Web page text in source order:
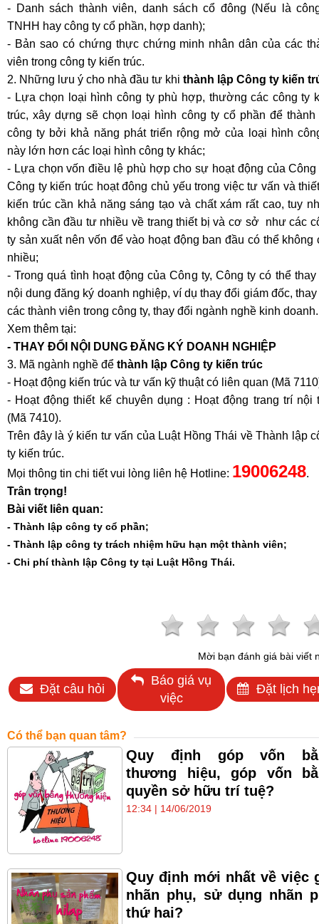
- Danh sách thành viên, danh sách cổ đông (Nếu là
TNHH hay công ty cổ phần, hợp danh);
- Bản sao có chứng thực chứng minh nhân dân của các
viên trong công ty kiến trúc.
2. Những lưu ý cho nhà đầu tư khi thành lập Công ty kiến
- Lựa chọn loại hình công ty phù hợp, thường các công ty
trúc, xây dựng sẽ chọn loại hình công ty cổ phần để thành
công ty bởi khả năng phát triển rộng mở của loại hình
này lớn hơn các loại hình công ty khác;
- Lựa chọn vốn điều lệ phù hợp cho sự hoạt động của Công
Công ty kiến trúc hoạt đông chủ yếu trong việc tư vấn và
kiến trúc cần khả năng sáng tạo và chất xám rất cao, tuy
không cần đầu tư nhiều về trang thiết bị và cơ sở như các
ty sản xuất nên vốn để vào hoạt động ban đầu có thể không
nhiều;
- Trong quá tình hoạt động của Công ty, Công ty có thể thay
nội dung đăng ký doanh nghiệp, ví dụ thay đổi giám đốc,
các thành viên trong công ty, thay đổi ngành nghề kinh doanh.
Xem thêm tại:
- THAY ĐỔI NỘI DUNG ĐĂNG KÝ DOANH NGHIỆP
3. Mã ngành nghề để thành lập Công ty kiến trúc
- Hoạt động kiến trúc và tư vấn kỹ thuật có liên quan (Mã
- Hoạt động thiết kế chuyên dụng : Hoạt động trang trí nội
(Mã 7410).
Trên đây là ý kiến tư vấn của Luật Hồng Thái về Thành lập
ty kiến trúc.
Mọi thông tin chi tiết vui lòng liên hệ Hotline: 19006248.
Trân trọng!
Bài viết liên quan:
- Thành lập công ty cổ phần;
- Thành lập công ty trách nhiệm hữu hạn một thành viên;
- Chi phí thành lập Công ty tại Luật Hồng Thái.
Mời bạn đánh giá bài viết
Đặt câu hỏi
Báo giá vụ
việc
Đặt lịch
Có thể bạn quan tâm?
Quy định góp vốn
thương hiệu, góp vốn
quyền sở hữu trí tuệ?
12:34 | 14/06/2019
Quy định mới nhất về việc
nhãn phụ, sử dụng nhãn
thứ hai?